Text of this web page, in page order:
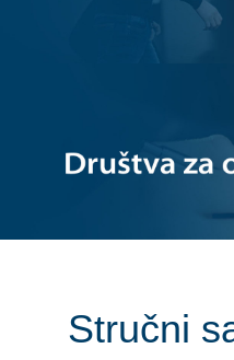
Stručni